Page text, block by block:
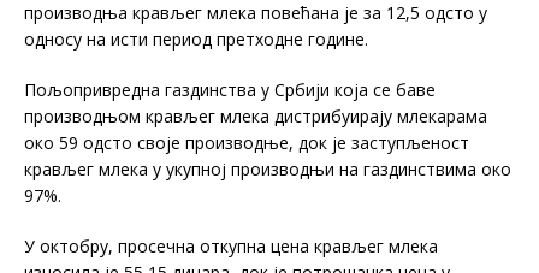
производња крављег млека повећана је за 12,5 одсто у
односу на исти период претходне године.
Пољопривредна газдинства у Србији која се баве
производњом крављег млека дистрибуирају млекарама
око 59 одсто своје производње, док је заступљеност
крављег млека у укупној производњи на газдинствима око
97%.
У октобру, просечна откупна цена крављег млека